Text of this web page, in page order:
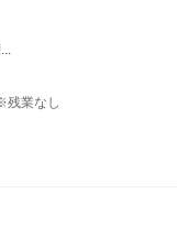
業なし